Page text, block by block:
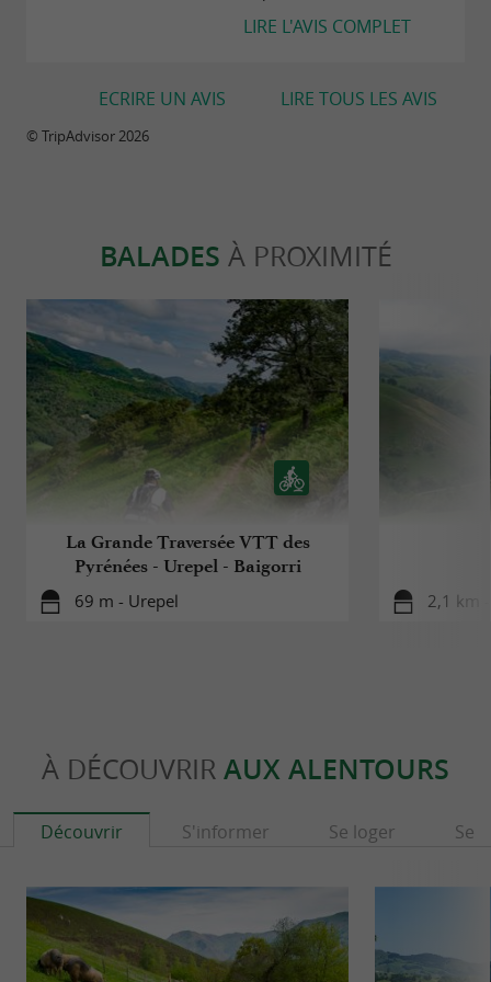
LIRE L'AVIS COMPLET
LIRE TOUS LES AVIS
ECRIRE UN AVIS
© TripAdvisor 2026
BALADES À PROXIMITÉ
La Grande Traversée VTT des
Pyrénées - Urepel - Baigorri
69 m - Urepel 2,1 km
À DÉCOUVRIR AUX ALENTOURS
Découvrir S'informer Se loger Se